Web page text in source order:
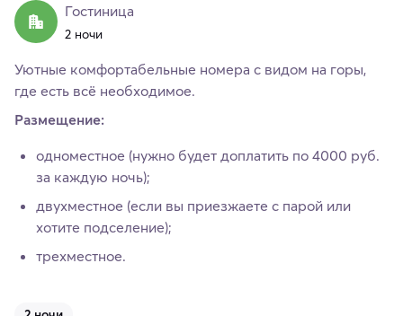
Гостиница
2 ночи
Уютные комфортабельные номера с видом на горы,
где есть всё необходимое.
Размещение:
одноместное (нужно будет доплатить по 4000 руб.
за каждую ночь);
двухместное (если вы приезжаете с парой или
хотите подселение);
трехместное.